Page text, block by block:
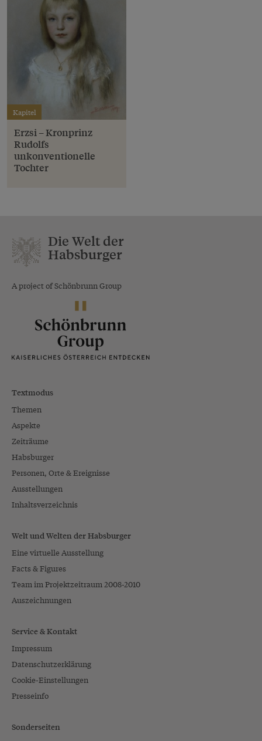
Kapitel
Erzsi – Kronprinz
Rudolfs
unkonventionelle
Tochter
Die Welt der
Habsburger
A project of Schönbrunn Group
Textmodus
Themen
Aspekte
Zeiträume
Habsburger
Personen, Orte & Ereignisse
Ausstellungen
Inhaltsverzeichnis
Welt und Welten der Habsburger
Eine virtuelle Ausstellung
Facts & Figures
Team im Projektzeitraum 2008-2010
Auszeichnungen
Service & Kontakt
Impressum
Datenschutzerklärung
Cookie-Einstellungen
Presseinfo
Sonderseiten